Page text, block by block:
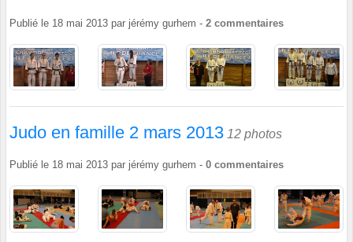
Publié le 18 mai 2013 par jérémy gurhem - 2 commentaires
Judo en famille 2 mars 2013 12 photos
Publié le 18 mai 2013 par jérémy gurhem - 0 commentaires